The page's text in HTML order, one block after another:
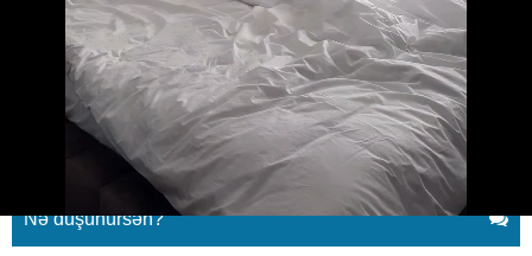
Aysunun paylaşımı tənqidlərə
səbəb oldu
26.04.2026
YENILIK.AZ ABUNƏ OL
Nə düşünürsən?